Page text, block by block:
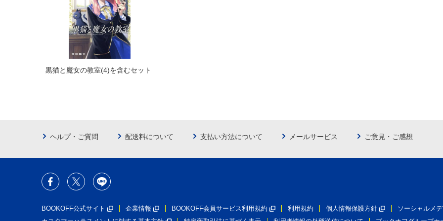
黒猫と魔女の教室(4)を含むセット
ヘルプ・ご質問 配送料について 支払い方法について メールサービス ご意見・ご感想
BOOKOFF公式サイト 企業情報 BOOKOFF会員サービス利用規約 利用規約 個人情報保護方針
ソーシャルメ